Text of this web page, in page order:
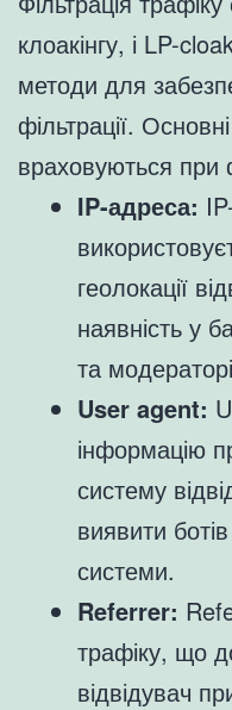
клоакінгу, і LP-
методи для
фільтрації.
враховуються при
IP-адреса:
геолокації
наявність у
та
User agent:
інформацію
систему
виявити
системи.
Referrer:
трафіку, що
відвідувач